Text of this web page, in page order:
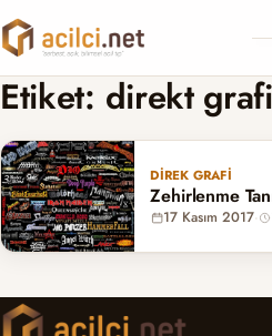
Etiket: direkt grafi
DIREK GRAFI
Zehirlenme
17 Kasım 2017·